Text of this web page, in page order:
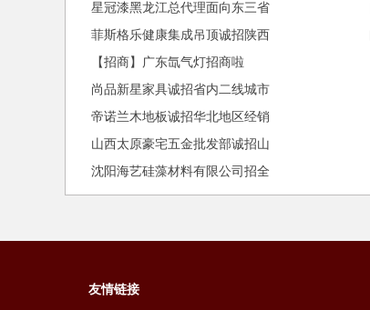
星冠漆黑龙江总代理面向东三省
菲斯格乐健康集成吊顶诚招陕西
【招商】广东氙气灯招商啦
尚品新星家具诚招省内二线城市
帝诺兰木地板诚招华北地区经销
山西太原豪宅五金批发部诚招山
沈阳海艺硅藻材料有限公司招全
友情链接